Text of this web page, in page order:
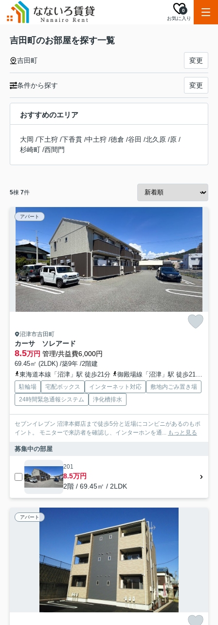
お気に入り
0
吉田町のお部屋を探す一覧
吉田町 変更
条件から探す 変更
おすすめのエリア
大岡 /下土狩 /下香貫 /中土狩 /徳倉 /谷田 /北久原 /原 /
杉崎町 /西間門
5棟 7件
アパート
沼津市吉田町
カーサ ソレアード
8.5万円 管理/共益費6,000円
69.45㎡ (2LDK) /築9年 /2階建
東海道本線「沼津」駅 徒歩21分
御殿場線「沼津」駅 徒歩21分
駐輪場 宅配ボックス インターネット対応
敷地内ごみ置き場
24時間緊急通報システム
浄化槽排水
セブンイレブン 沼津本郷店まで徒歩5分と近場にコンビニがあるのもポ
イント。 モニターで来訪者を確認し、インターホンを通... もっと見る
募集中の部屋
201
8.5万円
2階 / 69.45㎡ / 2LDK
アパート